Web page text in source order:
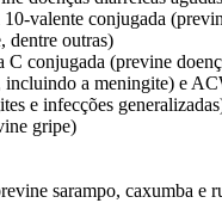
valente conjugada
dentre outras)
C conjugada (previne
incluindo a meningite) e
e infecções
gripe)
sarampo, caxumba e